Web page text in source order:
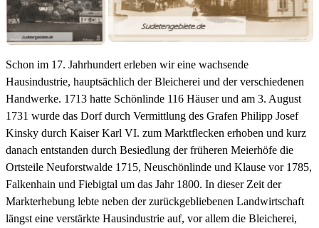
Schon im 17. Jahrhundert erleben wir eine wachsende
Hausindustrie, hauptsächlich der Bleicherei und der verschiedenen
Handwerke. 1713 hatte Schönlinde 116 Häuser und am 3. August
1731 wurde das Dorf durch Vermittlung des Grafen Philipp Josef
Kinsky durch Kaiser Karl VI. zum Marktflecken erhoben und kurz
danach entstanden durch Besiedlung der früheren Meierhöfe die
Ortsteile Neuforstwalde 1715, Neuschönlinde und Klause vor 1785,
Falkenhain und Fiebigtal um das Jahr 1800. In dieser Zeit der
Markterhebung lebte neben der zurückgebliebenen Landwirtschaft
längst eine verstärkte Hausindustrie auf, vor allem die Bleicherei,